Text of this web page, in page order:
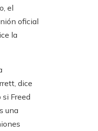
el
oficial
la
dice
si Freed
una